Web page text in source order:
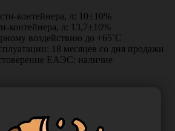
контейнера, л: 10±10%
контейнера, л: 13,7±10%
воздействию до +65˚С
18 месяцев со дня продажи
ЕАЭС: наличие